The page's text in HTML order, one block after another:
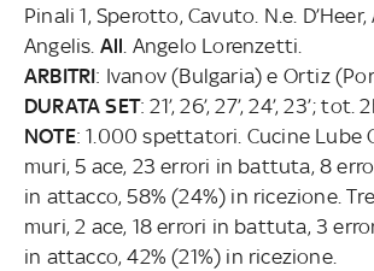
Pinali 1, Sperotto, Cavuto. N.e.
Angelis. All. Angelo Lorenzetti.
ARBITRI: Ivanov (Bulgaria) e Ortiz
DURATA SET: 21’, 26’, 27’, 24’, 23’; tot.
NOTE: 1.000 spettatori. Cucine Lube
muri, 5 ace, 23 errori in battuta, 8
in attacco, 58% (24%) in ricezione.
muri, 2 ace, 18 errori in battuta, 3
in attacco, 42% (21%) in ricezione.